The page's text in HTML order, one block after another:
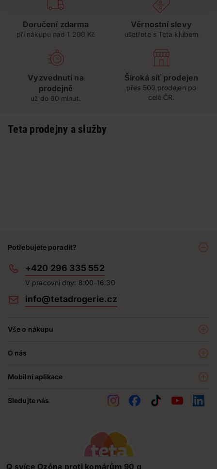
Q svíce Ozóna proti komárům 90 g
Doručení zdarma
při nákupu nad 1 200 Kč
Věrnostní slevy
ušetřete s Teta klubem
Vyzvednutí na
prodejně
už do 60 minut.
Široká síť prodejen
přes 500 prodejen po
celé ČR.
Teta prodejny a služby
Potřebujete poradit?
+420 296 335 552
V pracovní dny: 8:00–16:30
info@tetadrogerie.cz
Vše o nákupu
Prodejny
Obchodní podmínky
O nás
Teta pomáhá
Kontakty
Mobilní aplikace
Sledujte nás